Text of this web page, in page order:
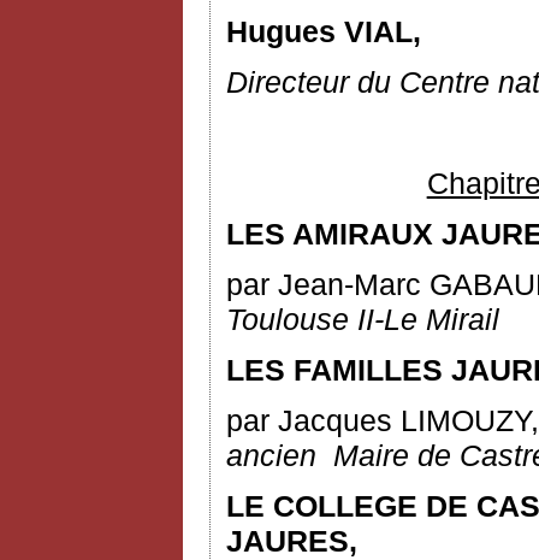
Hugues VIAL,
Directeur du Centre
LES AMIRAUX
par Jean-Marc
Toulouse II-Le Mirail
LES FAMILLES
par Jacques
ancien Maire de
LE COLLEGE DE
JAURES,